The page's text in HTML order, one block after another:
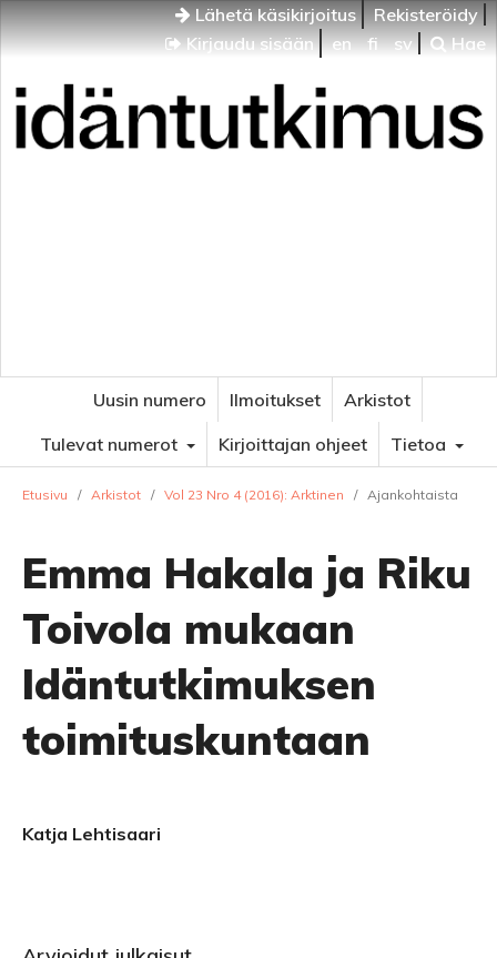
Lähetä käsikirjoitus
Rekisteröidy
Kirjaudu sisään
en fi sv Hae
Uusin numero Ilmoitukset
Arkistot
Tulevat numerot
Kirjoittajan ohjeet Tietoa
Etusivu / Arkistot / Vol 23 Nro 4 (2016): Arktinen / Ajankohtaista
Emma Hakala ja Riku
Toivola mukaan
Idäntutkimuksen
toimituskuntaan
Katja Lehtisaari